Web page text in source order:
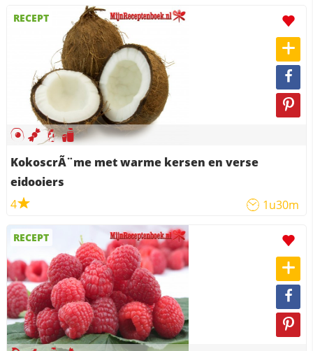
RECEPT
KokoscrÃ¨me met warme kersen en verse
eidooiers
4
1u30m
RECEPT